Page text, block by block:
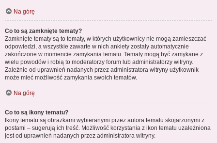
Na górę
Co to są zamknięte tematy?
Zamknięte tematy są to tematy, w których użytkownicy nie mogą zamieszczać
odpowiedzi, a wszystkie zawarte w nich ankiety zostały automatycznie
zakończone w momencie zamykania tematu. Tematy mogą być zamykane z
wielu powodów i robią to moderatorzy forum lub administratorzy witryny.
Zależnie od uprawnień nadanych przez administratora witryny użytkownik
może mieć możliwość zamykania swoich tematów.
Na górę
Co to są ikony tematu?
Ikony tematu są obrazkami wybieranymi przez autora tematu skojarzonymi z
postami – sugerują ich treść. Możliwość korzystania z ikon tematu uzależniona
jest od uprawnień nadanych przez administratora witryny.